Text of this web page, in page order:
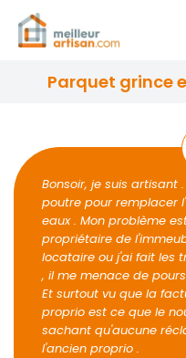
parquet grince
Bonsoir, je suis artisant
poutre pour remplacer
eaux . Mon problème
propriétaire de
locataire ou j'ai fait les
, il me menace de
Et surtout vu que la
proprio est ce que le
sachant qu'aucune
l'ancien proprio .